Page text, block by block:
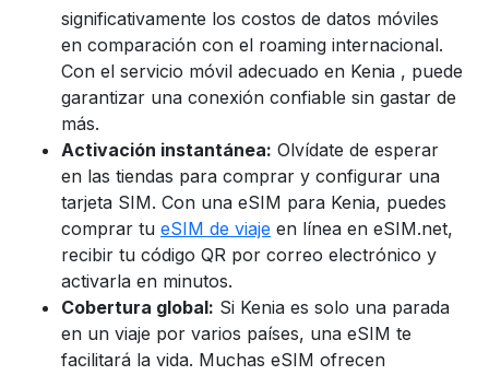
significativamente los costos de datos móviles
en comparación con el roaming internacional.
Con el servicio móvil adecuado en Kenia , puede
garantizar una conexión confiable sin gastar de
más.
Activación instantánea: Olvídate de esperar
en las tiendas para comprar y configurar una
tarjeta SIM. Con una eSIM para Kenia, puedes
comprar tu eSIM de viaje en línea en eSIM.net,
recibir tu código QR por correo electrónico y
activarla en minutos.
Cobertura global: Si Kenia es solo una parada
en un viaje por varios países, una eSIM te
facilitará la vida. Muchas eSIM ofrecen